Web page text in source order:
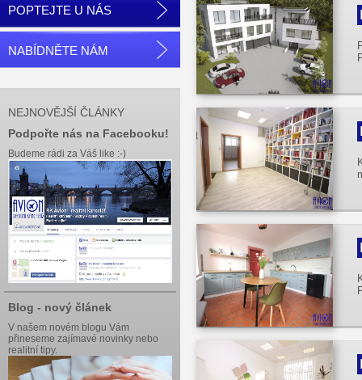
POPTEJTE U NÁS
NABÍDNĚTE NÁM
NEJNOVĚJŠÍ ČLÁNKY
Podpořte nás na Facebooku!
Budeme rádi za Váš like :-)
Blog - nový článek
V našem novém blogu Vám
přineseme zajímavé novinky nebo
realitní tipy.